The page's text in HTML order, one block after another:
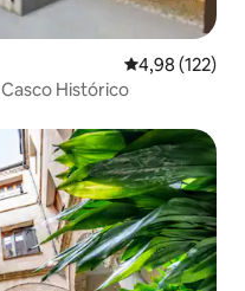
4,98 (122)
Histórico